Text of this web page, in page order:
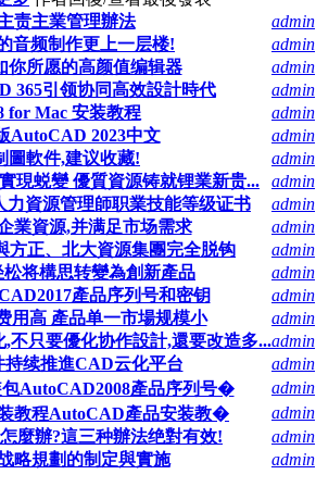
责主業管理辦法
admin
音频制作更上一层楼!
admin
你所愿的高颜值编辑器
admin
365引领协同高效設計時代
admin
for Mac 安装教程
admin
AutoCAD 2023中文
admin
圖軟件,建议收藏!
admin
現蜕變 優質資源铸就锂業新贵...
admin
力資源管理師职業技能等级证书
admin
業資源,并满足市场需求
admin
方正、北大資源集團完全脱钩
admin
将構思转變為創新產品
admin
產品序列号和密钥
admin
用高 產品单一市場规模小
admin
只要優化协作設計,還要改造多...admin
续推進CAD云化平台
admin
包AutoCAD2008產品序列号�
admin
教程AutoCAD產品安装教�
admin
麼辦?這三种辦法绝對有效!
admin
略規劃的制定與實施
admin